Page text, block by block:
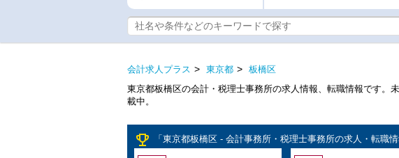
会計求人プラス 東京都
板橋区
東京都板橋区の会計・税理士事務所の求人情報、転職情報です。
載中。
emoji_events 「東京都板橋区 - 会計事務所・税理士事務所の求人・転職